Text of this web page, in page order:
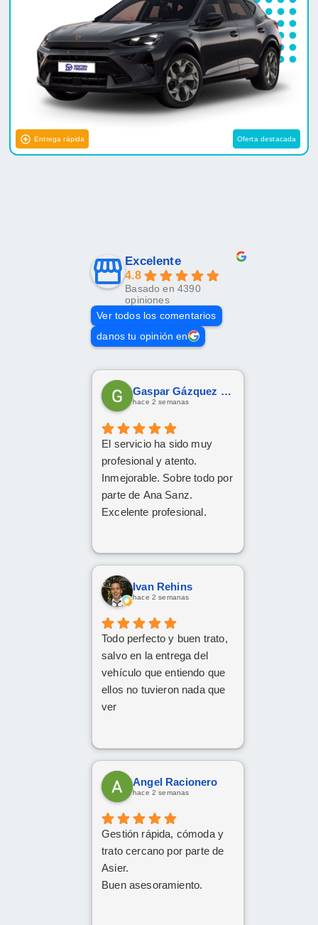
Entrega rápida Oferta destacada
Excelente
4.8
Basado en 4390
opiniones
Ver todos los comentarios
danos tu opinión en
Gaspar Gázquez Galera
hace 2 semanas
El servicio ha sido muy
profesional y atento.
Inmejorable. Sobre todo por
parte de Ana Sanz.
Excelente profesional.
Ivan Rehins
hace 2 semanas
Todo perfecto y buen trato,
salvo en la entrega del
vehículo que entiendo que
ellos no tuvieron nada que
ver
Angel Racionero
hace 2 semanas
Gestión rápida, cómoda y
trato cercano por parte de
Asier.
Buen asesoramiento.